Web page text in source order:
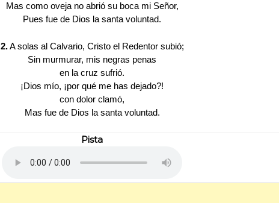
Mas como oveja no abrió su boca mi Señor,
Pues fue de Dios la santa voluntad.
2.A solas al Calvario, Cristo el Redentor subió;
Sin murmurar, mis negras penas
en la cruz sufrió.
¡Dios mío, ¡por qué me has dejado?!
con dolor clamó,
Mas fue de Dios la santa voluntad.
Pista